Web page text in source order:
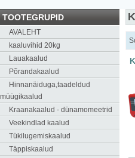
TOOTEGRUPID
AVALEHT
kaaluvihid 20kg
Lauakaalud
Põrandakaalud
Hinnanäiduga,taadeldud
müügikaalud
Kraanakaalud - dünamomeetrid
Veekindlad kaalud
Tükilugemiskaalud
Täppiskaalud